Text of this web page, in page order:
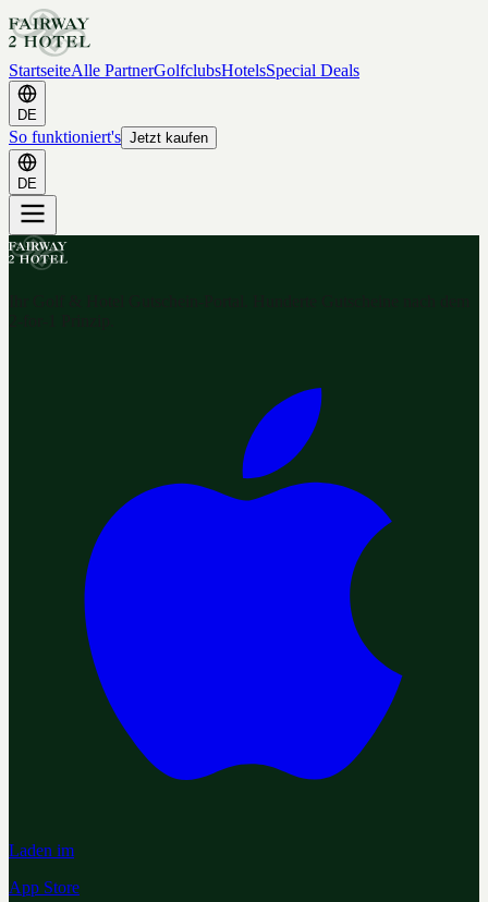
StartseiteAlle PartnerGolfclubsHotelsSpecial Deals
DE
So funktioniert's Jetzt kaufen
DE
Laden im
App Store